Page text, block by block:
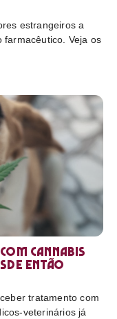
estrangeiros a
farmacêutico. Veja os
cannabis
então
tratamento com
veterinários já